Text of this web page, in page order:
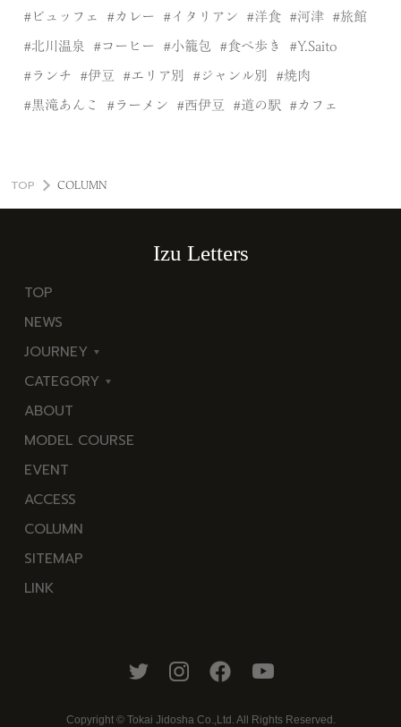
ビュッフェ カレー イタリアン 洋食 河津 旅館
北川温泉 コーヒー 小籠包 食べ歩き Y.Saito
ランチ 伊豆 エリア別 ジャンル別 焼肉
黒滝あんこ ラーメン 西伊豆 道の駅 カフェ
TOP COLUMN
Izu Letters
TOP
NEWS
JOURNEY
東
伊
豆
西
伊
豆
南
伊
CATEGORY
海
岬
温
泉
花
池・
滝・
ABOUT
MODEL COURSE
EVENT
ACCESS
COLUMN
SITEMAP
LINK
Copyright © Tokai Jidosha Co.,Ltd. All Rights Reserved.